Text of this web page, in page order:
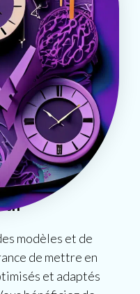
modèles et de
de mettre en
et adaptés